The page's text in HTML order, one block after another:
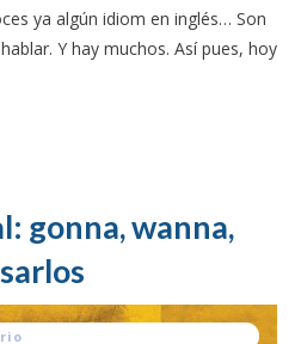
ya algún idiom en inglés… Son
Y hay muchos. Así pues, hoy
gonna, wanna,